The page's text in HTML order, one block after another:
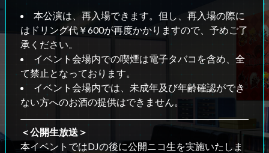
本公演は、再入場できます。但し、再入場の際に
はドリング代￥600が再度かかりますので、予めご了
承ください。
イベント会場内での喫煙は電子タバコを含め、全
て禁止となっております。
イベント会場内では、未成年及び年齢確認ができ
ない方へのお酒の提供はできません。
＜公開生放送＞
本イベントではDJの後に公開ニコ生を実施いたしま